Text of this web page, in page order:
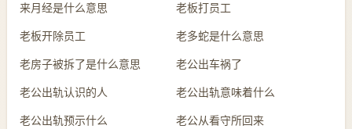
来月经是什么意思 老板打员工
老板开除员工 老多蛇是什么意思
老房子被拆了是什么意思 老公出车祸了
老公出轨认识的人 老公出轨意味着什么
老公出轨预示什么 老公从看守所回来